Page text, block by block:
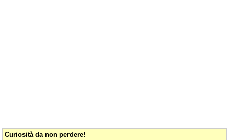
Curiosità da non perdere!